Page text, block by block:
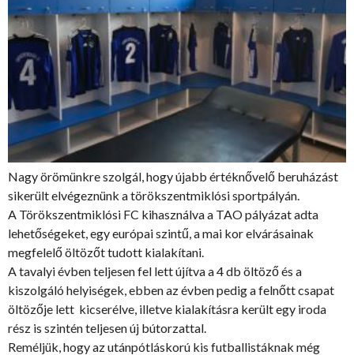
Nagy örömünkre szolgál, hogy újabb értéknővelő beruházást
sikerült elvégeznünk a törökszentmiklósi sportpályán.
A Törökszentmiklósi FC kihasználva a TAO pályázat adta
lehetőségeket, egy európai szintű, a mai kor elvárásainak
megfelelő öltözőt tudott kialakítani.
A tavalyi évben teljesen fel lett újítva a 4 db öltöző és a
kiszolgáló helyiségek, ebben az évben pedig a felnőtt csapat
öltözője lett kicserélve, illetve kialakításra került egy iroda
rész is szintén teljesen új bútorzattal.
Reméljük, hogy az utánpótláskorú kis futballistáknak még